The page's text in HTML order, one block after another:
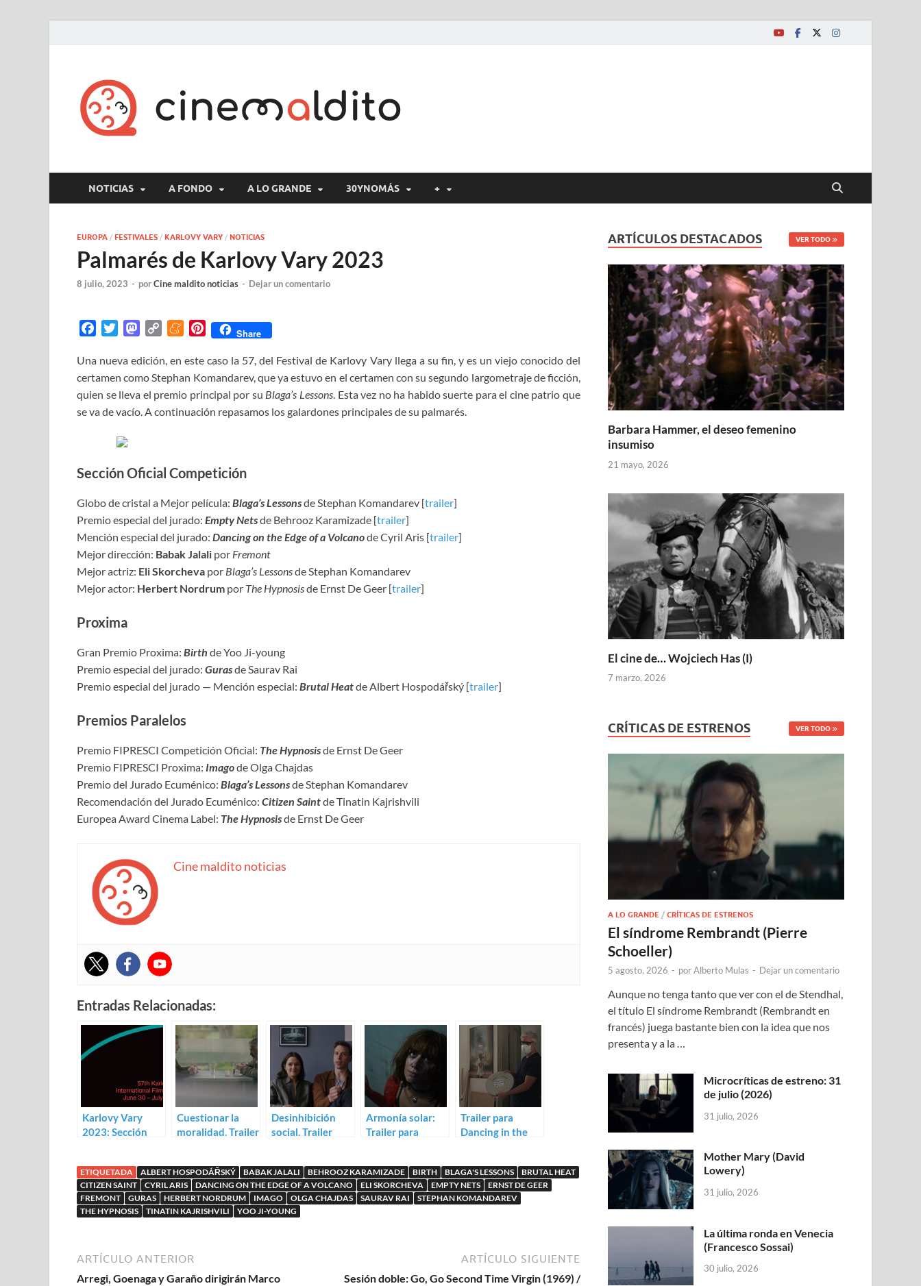
NOTICIAS A FONDO A LO GRANDE 30YNOMÁS +
EUROPA / FESTIVALES / KARLOVY VARY / NOTICIAS
Palmarés de Karlovy Vary 2023
8 julio, 2023 - porCine maldito noticias - Dejar un comentario
c
e
b
o
i
t
t
e
M
s
t
o
d
p
y
L
i
M
n
e
a
m
P
n
t
e
r
Share
Una nueva edición, en este caso la 57, del Festival de Karlovy Vary llega a su fin, y es un viejo conocido del
certamen como Stephan Komandarev, que ya estuvo en el certamen con su segundo largometraje de ficción,
quien se lleva el premio principal por su Blaga’s Lessons. Esta vez no ha habido suerte para el cine patrio que
se va de vacío. A continuación repasamos los galardones principales de su palmarés.
Sección Oficial Competición
Globo de cristal a Mejor película: Blaga’s Lessonsde Stephan Komandarev [trailer]
Premio especial del jurado: Empty Netsde Behrooz Karamizade [trailer]
Mención especial del jurado: Dancing on the Edge of a Volcanode Cyril Aris [trailer]
Mejor dirección: Babak Jalali por Fremont
Mejor actriz: Eli Skorcheva por Blaga’s Lessonsde Stephan Komandarev
Mejor actor: Herbert Nordrum por The Hypnosisde Ernst De Geer [trailer]
Proxima
Gran Premio Proxima: Birth de Yoo Ji-young
Premio especial del jurado: Gurasde Saurav Rai
Premio especial del jurado — Mención especial: Brutal Heatde Albert Hospodářský [trailer]
Premios Paralelos
Premio FIPRESCI Competición Oficial: The Hypnosisde Ernst De Geer
Premio FIPRESCI Proxima: Imagode Olga Chajdas
Premio del Jurado Ecuménico: Blaga’s Lessonsde Stephan Komandarev
Recomendación del Jurado Ecuménico: Citizen Saintde Tinatin Kajrishvili
Europea Award Cinema Label: The Hypnosisde Ernst De Geer
Cine maldito noticias
Entradas Relacionadas:
Karlovy Vary
2023: Sección
Cuestionar la
moralidad. Trailer
Desinhibición
social. Trailer
Armonía solar:
Trailer para
Hospodářský
Trailer para
Dancing in the
ETIQUETADA ALBERT HOSPODÁŘSKÝ BABAK JALALI BEHROOZ KARAMIZADE BIRTH BLAGA'S LESSONS
BRUTAL HEAT
CITIZEN SAINT
CYRIL ARIS DANCING ON THE EDGE OF A VOLCANO ELI SKORCHEVA EMPTY NETS
ERNST DE GEER
FREMONT
GURAS HERBERT NORDRUM IMAGO OLGA CHAJDAS SAURAV RAI
STEPHAN KOMANDAREV
THE HYPNOSIS
TINATIN KAJRISHVILI YOO JI-YOUNG
ARTÍCULO ANTERIOR
Arregi, Goenaga y Garaño dirigirán Marco
ARTÍCULO SIGUIENTE
Sesión doble: Go, Go Second Time Virgin (1969) /
ARTÍCULOS DESTACADOS VER TODO
Barbara Hammer, el deseo femenino
insumiso
21 mayo, 2026
El cine de… Wojciech Has (I)
7 marzo, 2026
CRÍTICAS DE ESTRENOS VER TODO
A LO GRANDE /CRÍTICAS DE ESTRENOS
El síndrome Rembrandt (Pierre
Schoeller)
5 agosto, 2026 - porAlberto Mulas - Dejar un comentario
Aunque no tenga tanto que ver con el de Stendhal,
el título El síndrome Rembrandt (Rembrandt en
francés) juega bastante bien con la idea que nos
presenta y a la …
Microcríticas de estreno: 31
de julio (2026)
31 julio, 2026
Mother Mary (David
Lowery)
31 julio, 2026
La última ronda en Venecia
(Francesco Sossai)
30 julio, 2026